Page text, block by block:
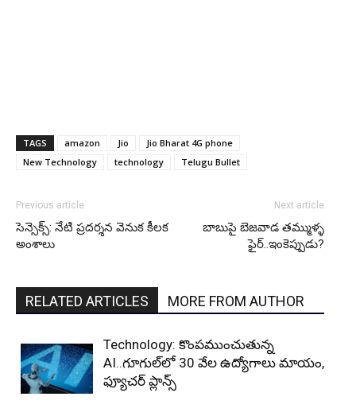
TAGS amazon Jio
Jio Bharat 4G phone
New Technology
technology Telugu Bullet
Previous article
సెన్సెక్స్: నేటి ప్రదర్శన వెనుక కీలక
అంశాలు
Next article
బాబుపై బెజవాడ తమ్ముళ్ళ
ఫైర్..ఇంకెప్పుడు?
RELATED ARTICLES MORE FROM AUTHOR
Technology: కొంపముంచుతున్న
AI..గూగుల్‌లో 30 వేల ఉద్యోగాలు మాయం,
ఫ్యూచర్‌ ప్లాన్స్‌